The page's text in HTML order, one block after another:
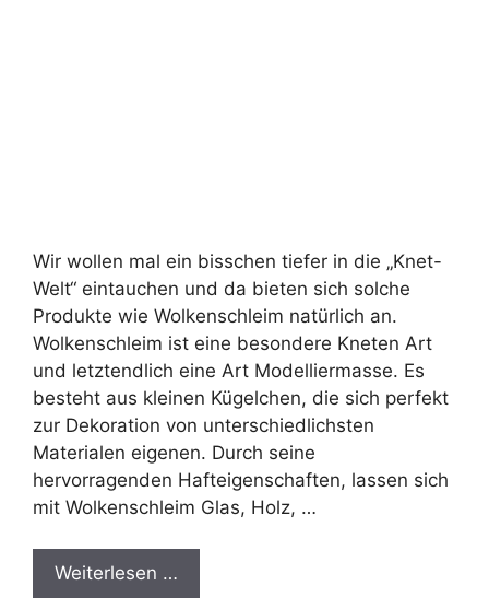
Wir wollen mal ein bisschen tiefer in die „Knet-
Welt“ eintauchen und da bieten sich solche
Produkte wie Wolkenschleim natürlich an.
Wolkenschleim ist eine besondere Kneten Art
und letztendlich eine Art Modelliermasse. Es
besteht aus kleinen Kügelchen, die sich perfekt
zur Dekoration von unterschiedlichsten
Materialen eigenen. Durch seine
hervorragenden Hafteigenschaften, lassen sich
mit Wolkenschleim Glas, Holz, …
Weiterlesen …